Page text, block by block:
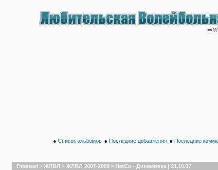
● Список альбомов ● Последние добавления ● Последние
Главная > ЖЛВЛ > ЖЛВЛ 2007-2008 > HatCo - Динамовка | 21.10.07